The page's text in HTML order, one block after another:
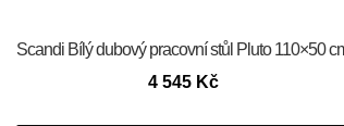
Scandi Bílý dubový pracovní stůl Pluto 110×50
4 545 Kč